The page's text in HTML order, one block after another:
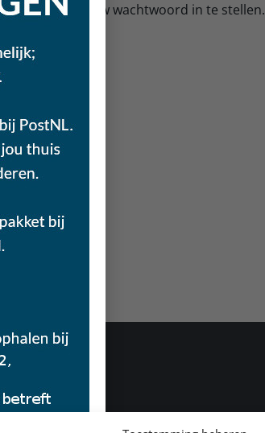
om een nieuw wachtwoord in te stellen.
Over ons